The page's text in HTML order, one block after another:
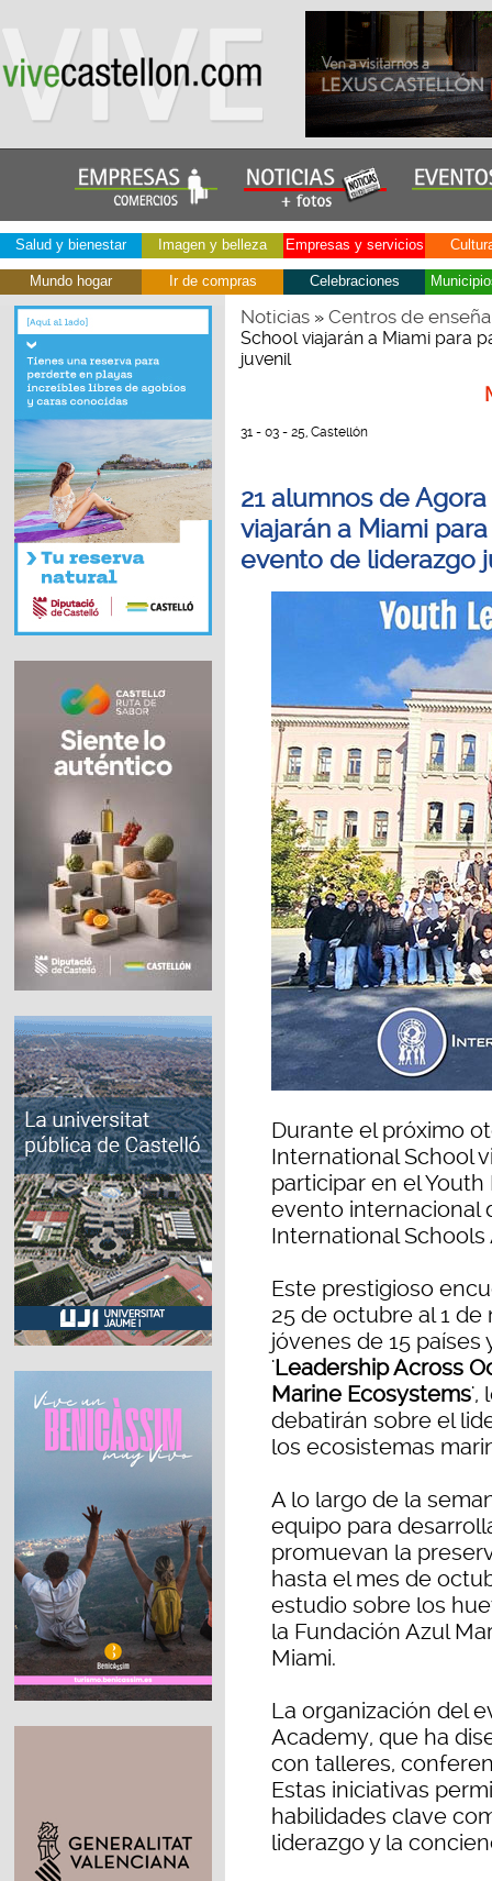
Salud y bienestar Imagen y belleza Empresas y servicios
Mundo hogar Ir de compras Celebraciones
Noticias» Centros de
School viajarán a Miami para
juvenil
31 - 03 - 25, Castellón
21 alumnos de
viajarán a Miami
evento de liderazgo
Durante el próximo
International School
participar en el
evento internacional
International Schools
Este prestigioso
25 de octubre al 1 de
jóvenes de 15
'Leadership Across
Marine Ecosystems',
debatirán sobre el
los ecosistemas
A lo largo de la
equipo para
promuevan la
hasta el mes de
estudio sobre los
la Fundación Azul
Miami.
La organización del
Academy, que ha
con talleres,
Estas iniciativas
habilidades clave
liderazgo y la